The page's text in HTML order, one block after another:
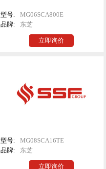
型号:
MG06SCA800E
品牌:
东芝
立即询价
型号:
MG08SCA16TE
品牌:
东芝
立即询价